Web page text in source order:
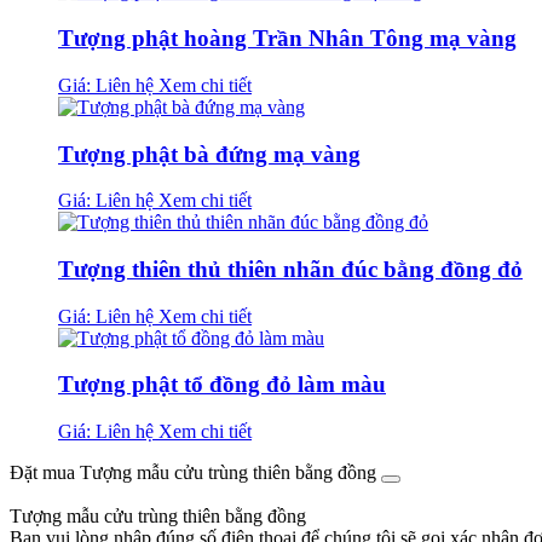
Tượng phật hoàng Trần Nhân Tông mạ vàng
Giá: Liên hệ Xem chi tiết
Tượng phật bà đứng mạ vàng
Giá: Liên hệ Xem chi tiết
Tượng thiên thủ thiên nhãn đúc bằng đồng đỏ
Giá: Liên hệ Xem chi tiết
Tượng phật tổ đồng đỏ làm màu
Giá: Liên hệ Xem chi tiết
Đặt mua Tượng mẫu cửu trùng thiên bằng đồng
Tượng mẫu cửu trùng thiên bằng đồng
Bạn vui lòng nhập đúng số điện thoại để chúng tôi sẽ gọi xác nhận